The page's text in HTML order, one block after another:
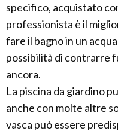
specifico, acquistato
professionista è il
fare il bagno in un
possibilità di contrarre
ancora.
La piscina da giardino
anche con molte altre
vasca può essere